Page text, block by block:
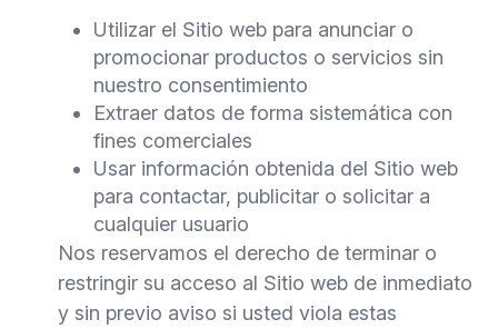
Utilizar el Sitio web para anunciar o
promocionar productos o servicios sin
nuestro consentimiento
Extraer datos de forma sistemática con
fines comerciales
Usar información obtenida del Sitio web
para contactar, publicitar o solicitar a
cualquier usuario
Nos reservamos el derecho de terminar o
restringir su acceso al Sitio web de inmediato
y sin previo aviso si usted viola estas